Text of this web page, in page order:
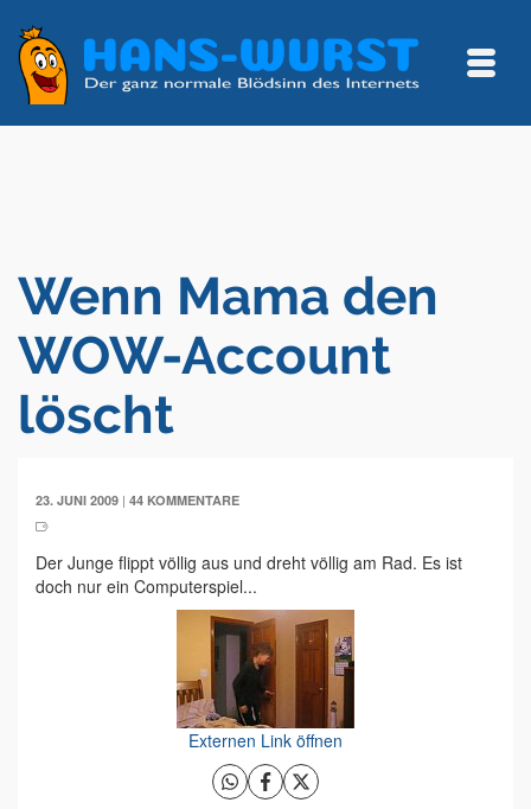
Wenn Mama den
WOW-Account
löscht
23. JUNI 2009 | 44 KOMMENTARE
Der Junge flippt völlig aus und dreht völlig am Rad. Es ist
doch nur ein Computerspiel...
Externen Link öffnen